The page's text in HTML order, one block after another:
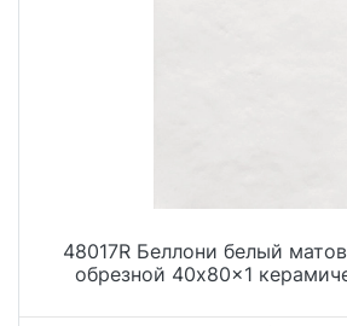
48017R Беллони белый
обрезной 40x80x1